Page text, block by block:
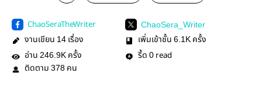
ChaoSeraTheWriter ChaoSera_Writer
งานเขียน 14 เรื่อง เพิ่มเข้าชั้น 6.1K ครั้ง
อ่าน 246.9K ครั้ง รี้ด 0 read
ติดตาม 378 คน